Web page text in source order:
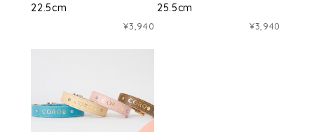
22.5cm
¥3,940
25.5cm
¥3,940